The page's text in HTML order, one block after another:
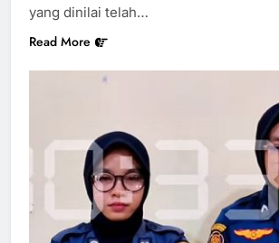
yang dinilai telah…
Read More